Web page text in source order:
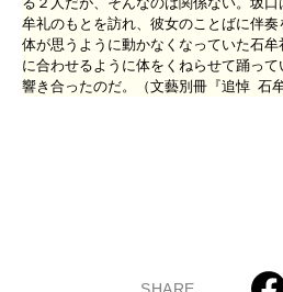
牟礼のもとを訪れ、彼女のことばに伴奏
体が思うように動かなくなっていた石
に合わせるように体をくねらせて踊っ
響き合ったのだ。（文藝別冊『追悼 石